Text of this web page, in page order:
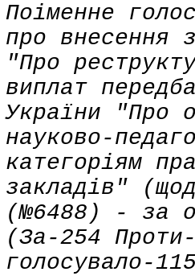
Поіменне
про внесення
"Про
виплат
України "Про
науково-
категоріям
закладів"
(№6488) - за
(За-254
голосувало-